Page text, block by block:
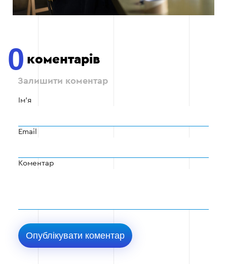
0 коментарів
Залишити коментар
Ім'я
Email
Коментар